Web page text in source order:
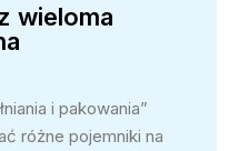
wieloma
i pakowania”
różne pojemniki na